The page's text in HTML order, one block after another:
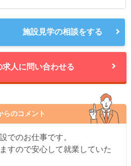
施設見学の相談をする
求人に問い合わせる
らのコメント
でのお仕事です。
すので安心して就業していた